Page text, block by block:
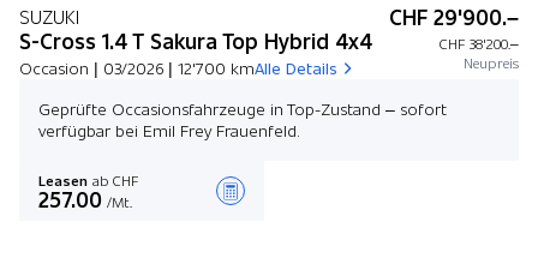
SUZUKI
S-Cross 1.4 T Sakura Top Hybrid 4x4
Occasion | 03/2026 | 12'700 kmAlle Details
CHF 29'900.–
CHF 38'200.–
Neupreis
Geprüfte Occasionsfahrzeuge in Top-Zustand – sofort
verfügbar bei Emil Frey Frauenfeld.
Leasen ab CHF
257.00 /Mt.